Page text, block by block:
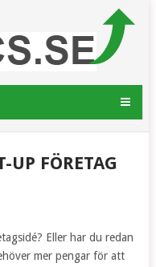
UP FÖRETAG
Eller har du redan
mer pengar för att